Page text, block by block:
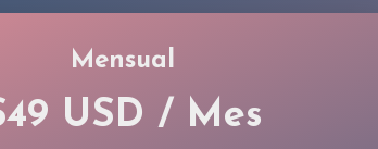
Mensual
USD / Mes